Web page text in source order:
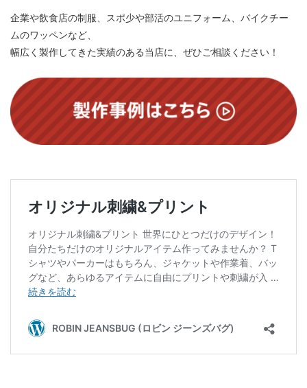
企業や飲食店の制服、スポ少や部活のユニフォーム、バイクチー
ムのワッペンなど、
幅広く製作してきた実績のある当店に、ぜひご相談ください！